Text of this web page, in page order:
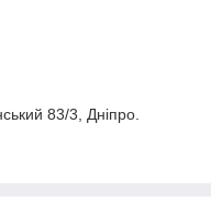
83/3, Дніпро.